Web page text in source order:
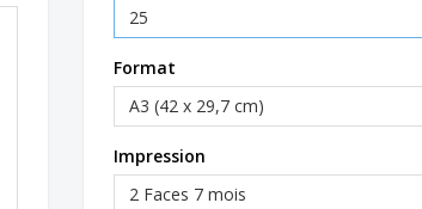
Format
Impression